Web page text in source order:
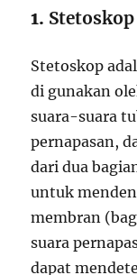
1. Stetoskop
Stetoskop
di gunakan
suara-suara
pernapasan,
dari dua
untuk
membran
suara
dapat